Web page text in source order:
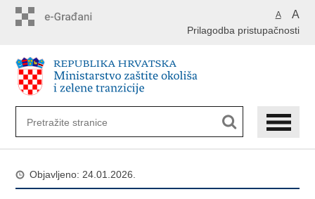
A A
Prilagodba pristupačnosti
Objavljeno: 24.01.2026.